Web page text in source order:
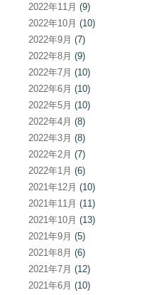
2022年11月 (9)
2022年10月 (10)
2022年9月 (7)
2022年8月 (9)
2022年7月 (10)
2022年6月 (10)
2022年5月 (10)
2022年4月 (8)
2022年3月 (8)
2022年2月 (7)
2022年1月 (6)
2021年12月 (10)
2021年11月 (11)
2021年10月 (13)
2021年9月 (5)
2021年8月 (6)
2021年7月 (12)
2021年6月 (10)